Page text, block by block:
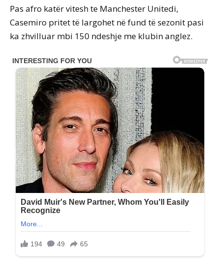
Pas afro katër vitesh te Manchester Unitedi,
Casemiro pritet të largohet në fund të sezonit pasi
ka zhvilluar mbi 150 ndeshje me klubin anglez.